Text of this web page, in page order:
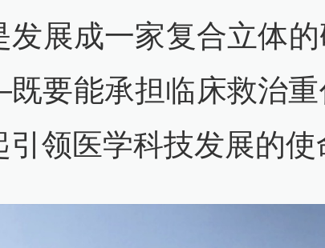
发展成一家复合立体
要能承担临床救治重
领医学科技发展的使